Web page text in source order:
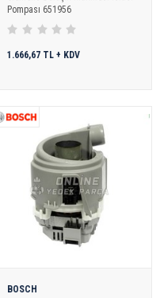
Pompası 651956
1.666,67 TL + KDV
BOSCH